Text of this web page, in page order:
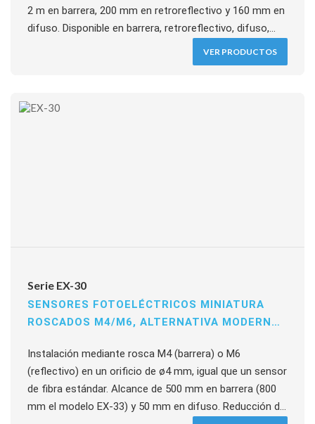
2 m en barrera, 200 mm en retroreflectivo y 160 mm en
difuso. Disponible en barrera, retroreflectivo, difuso,
IP67, 0,5 ms, salidas NPN/PNP hasta 50 mA.
VER PRODUCTOS
Serie EX-30
SENSORES FOTOELÉCTRICOS MINIATURA
ROSCADOS M4/M6, ALTERNATIVA MODERNA
Instalación mediante rosca M4 (barrera) o M6
(reflectivo) en un orificio de ø4 mm, igual que un sensor
de fibra estándar. Alcance de 500 mm en barrera (800
mm el modelo EX-33) y 50 mm en difuso. Reducción de